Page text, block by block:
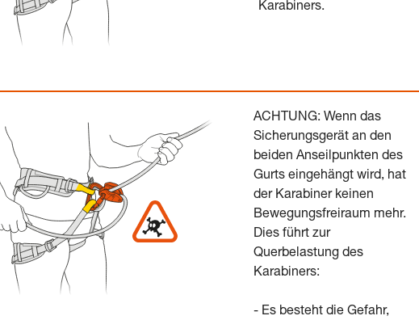
Karabiners.
ACHTUNG: Wenn das
Sicherungsgerät an den
beiden Anseilpunkten des
Gurts eingehängt wird, hat
der Karabiner keinen
Bewegungsfreiraum mehr.
Dies führt zur
Querbelastung des
Karabiners:
- Es besteht die Gefahr,